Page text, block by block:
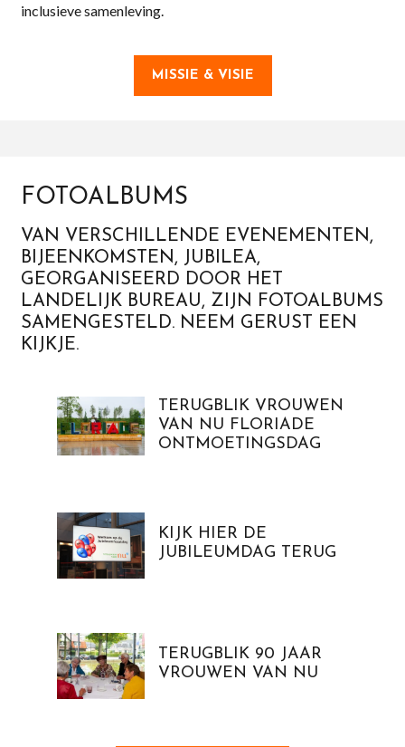
inclusieve samenleving.
MISSIE & VISIE
FOTOALBUMS
VAN VERSCHILLENDE EVENEMENTEN,
BIJEENKOMSTEN, JUBILEA,
GEORGANISEERD DOOR HET
LANDELIJK BUREAU, ZIJN FOTOALBUMS
SAMENGESTELD. NEEM GERUST EEN
KIJKJE.
TERUGBLIK VROUWEN
VAN NU FLORIADE
ONTMOETINGSDAG
KIJK HIER DE
JUBILEUMDAG TERUG
TERUGBLIK 90 JAAR
VROUWEN VAN NU